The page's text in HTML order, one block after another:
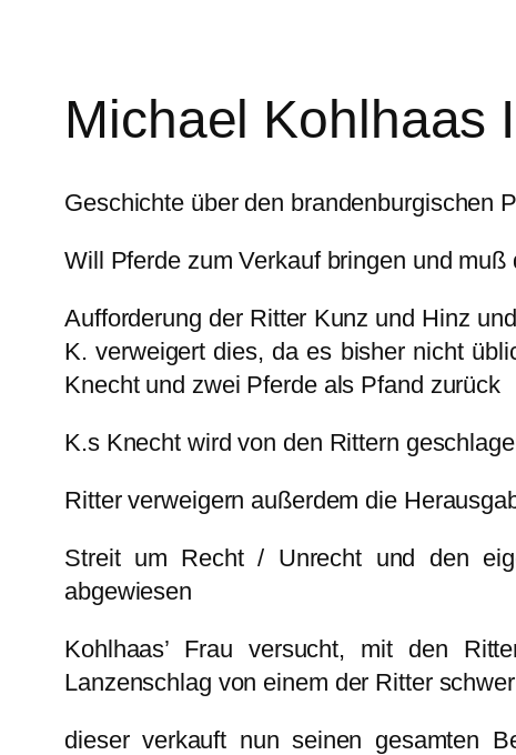
Michael Kohlhaas
Geschichte über den brandenburgischen
Will Pferde zum Verkauf bringen und
Aufforderung der Ritter Kunz und Hinz
K. verweigert dies, da es bisher nicht
Knecht und zwei Pferde als Pfand zurück
K.s Knecht wird von den Rittern
Ritter verweigern außerdem die
Streit um Recht / Unrecht und den
abgewiesen
Kohlhaas’ Frau versucht, mit den
Lanzenschlag von einem der Ritter
dieser verkauft nun seinen gesamten